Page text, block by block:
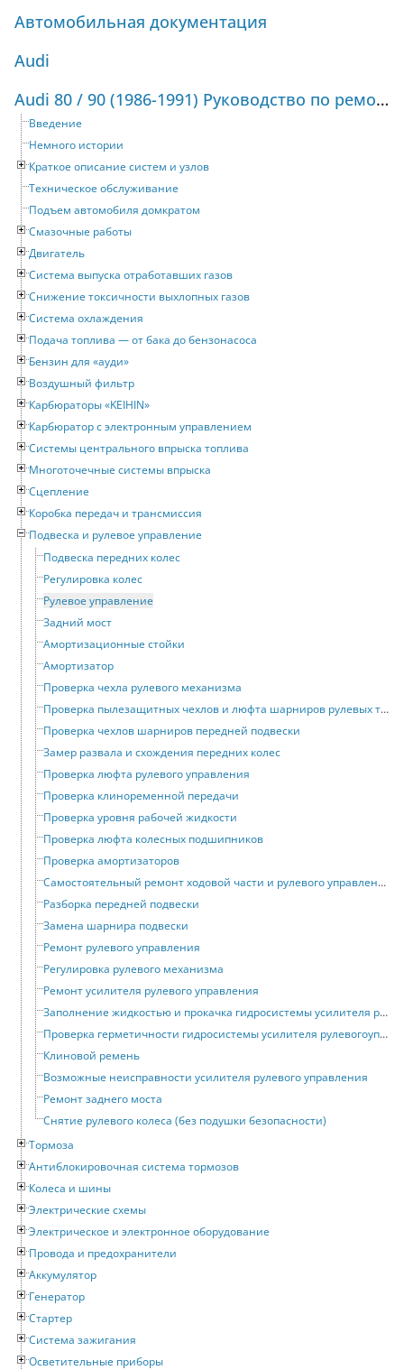
Автомобильная документация
Audi
Audi 80 / 90 (1986-1991) Руководство по ремонту и техническому обслуживанию
Введение
Немного истории
Краткое описание систем и узлов
Техническое обслуживание
Подъем автомобиля домкратом
Смазочные работы
Двигатель
Система выпуска отработавших газов
Снижение токсичности выхлопных газов
Система охлаждения
Подача топлива — от бака до бензонасоса
Бензин для «ауди»
Воздушный фильтр
Карбюраторы «KEIHIN»
Карбюратор с электронным управлением
Системы центрального впрыска топлива
Многоточечные системы впрыска
Сцепление
Коробка передач и трансмиссия
Подвеска и рулевое управление
Подвеска передних колес
Регулировка колес
Рулевое управление
Задний мост
Амортизационные стойки
Амортизатор
Проверка чехла рулевого механизма
Проверка пылезащитных чехлов и люфта шарниров рулевых тяг
Проверка чехлов шарниров передней подвески
Замер развала и схождения передних колес
Проверка люфта рулевого управления
Проверка клиноременной передачи
Проверка уровня рабочей жидкости
Проверка люфта колесных подшипников
Проверка амортизаторов
Самостоятельный ремонт ходовой части и рулевого управления
Разборка передней подвески
Замена шарнира подвески
Ремонт рулевого управления
Регулировка рулевого механизма
Ремонт усилителя рулевого управления
Заполнение жидкостью и прокачка гидросистемы усилителя рулевого управления
Проверка герметичности гидросистемы усилителя рулевогоуправления
Клиновой ремень
Возможные неисправности усилителя рулевого управления
Ремонт заднего моста
Снятие рулевого колеса (без подушки безопасности)
Тормоза
Антиблокировочная система тормозов
Колеса и шины
Электрические схемы
Электрическое и электронное оборудование
Провода и предохранители
Аккумулятор
Генератор
Стартер
Система зажигания
Осветительные приборы